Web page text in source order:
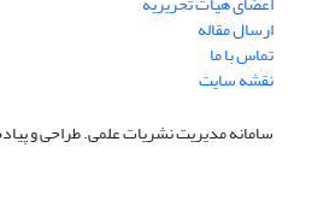
ارسال مقاله
تماس با ما
نقشه سایت
سامانه مدیریت نشریات علمی.طراحی و